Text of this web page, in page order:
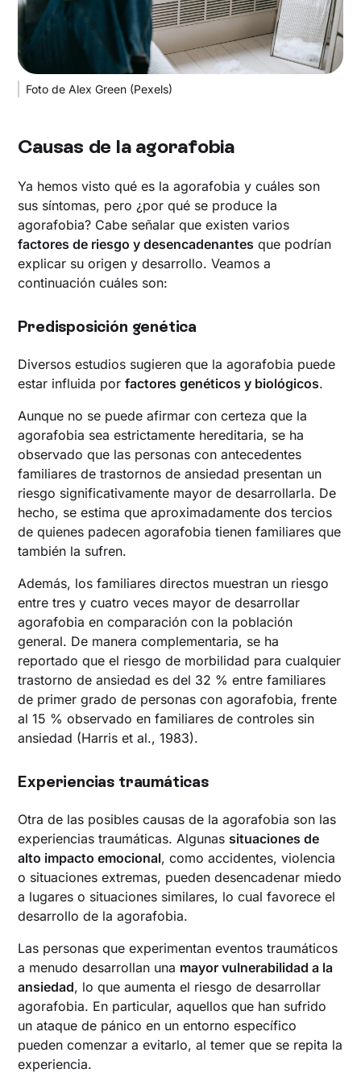
Foto de Alex Green (Pexels)
Causas de la agorafobia
Ya hemos visto qué es la agorafobia y cuáles son
sus síntomas, pero ¿por qué se produce la
agorafobia? Cabe señalar que existen varios
factores de riesgo y desencadenantes que podrían
explicar su origen y desarrollo. Veamos a
continuación cuáles son:
Predisposición genética
Diversos estudios sugieren que la agorafobia puede
estar influida porfactores genéticos y biológicos.
Aunque no se puede afirmar con certeza que la
agorafobia sea estrictamente hereditaria, se ha
observado que las personas con antecedentes
familiares de trastornos de ansiedad presentan un
riesgo significativamente mayor de desarrollarla. De
hecho, se estima que aproximadamente dos tercios
de quienes padecen agorafobia tienen familiares que
también la sufren.
Además, los familiares directos muestran un riesgo
entre tres y cuatro veces mayor de desarrollar
agorafobia en comparación con la población
general. De manera complementaria, se ha
reportado que el riesgo de morbilidad para cualquier
trastorno de ansiedad es del 32 % entre familiares
de primer grado de personas con agorafobia, frente
al 15 % observado en familiares de controles sin
ansiedad (Harris et al., 1983).
Experiencias traumáticas
Otra de las posibles causas de la agorafobia son las
experiencias traumáticas. Algunas situaciones de
alto impacto emocional, como accidentes, violencia
o situaciones extremas, pueden desencadenar miedo
a lugares o situaciones similares, lo cual favorece el
desarrollo de la agorafobia.
Las personas que experimentan eventos traumáticos
a menudo desarrollan una mayor vulnerabilidad a la
ansiedad, lo que aumenta el riesgo de desarrollar
agorafobia. En particular, aquellos que han sufrido
un ataque de pánico en un entorno específico
pueden comenzar a evitarlo, al temer que se repita la
experiencia.